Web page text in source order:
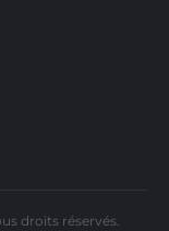
droits réservés.